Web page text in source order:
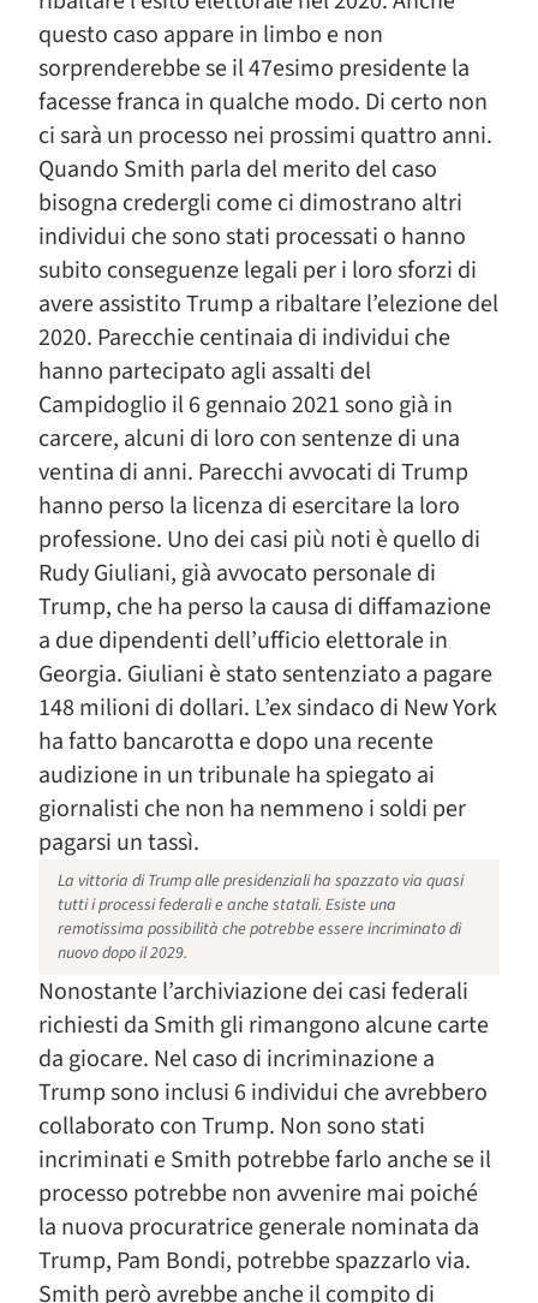
questo caso appare in limbo e non
sorprenderebbe se il 47esimo presidente la
facesse franca in qualche modo. Di certo non
ci sarà un processo nei prossimi quattro anni.
Quando Smith parla del merito del caso
bisogna credergli come ci dimostrano altri
individui che sono stati processati o hanno
subito conseguenze legali per i loro sforzi di
avere assistito Trump a ribaltare l’elezione del
2020. Parecchie centinaia di individui che
hanno partecipato agli assalti del
Campidoglio il 6 gennaio 2021 sono già in
carcere, alcuni di loro con sentenze di una
ventina di anni. Parecchi avvocati di Trump
hanno perso la licenza di esercitare la loro
professione. Uno dei casi più noti è quello di
Rudy Giuliani, già avvocato personale di
Trump, che ha perso la causa di diffamazione
a due dipendenti dell’ufficio elettorale in
Georgia. Giuliani è stato sentenziato a pagare
148 milioni di dollari. L’ex sindaco di New York
ha fatto bancarotta e dopo una recente
audizione in un tribunale ha spiegato ai
giornalisti che non ha nemmeno i soldi per
pagarsi un tassì.
La vittoria di Trump alle presidenziali ha spazzato via quasi
tutti i processi federali e anche statali. Esiste una
remotissima possibilità che potrebbe essere incriminato di
nuovo dopo il 2029.
Nonostante l’archiviazione dei casi federali
richiesti da Smith gli rimangono alcune carte
da giocare. Nel caso di incriminazione a
Trump sono inclusi 6 individui che avrebbero
collaborato con Trump. Non sono stati
incriminati e Smith potrebbe farlo anche se il
processo potrebbe non avvenire mai poiché
la nuova procuratrice generale nominata da
Trump, Pam Bondi, potrebbe spazzarlo via.
Smith però avrebbe anche il compito di